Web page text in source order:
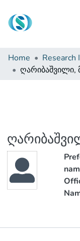
Communities &
Browse
Home Research
ღარიბაშვილი,